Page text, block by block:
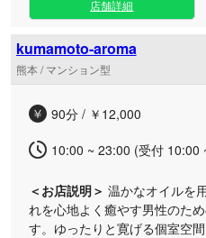
く成果を出したい方に寄り添
身に対応いたします。 落ち着いたプライベート空間で、1回
ごとの高い効果にこだわった
やお休みの日のリフレッシュ
心よりお待ちしております。
店舗詳細
kumamoto-aroma
熊本 / マンション型
90分 / ￥12,000
10:00 ~ 23:00 (受付 10:00
＜お店説明＞ 温かなオイルを
れを心地よく癒やす男性のた
す。ゆったりと寛げる個室空